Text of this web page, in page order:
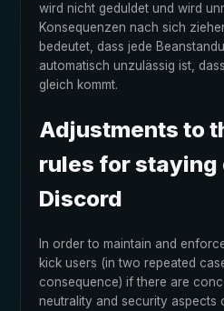
wird nicht geduldet und wird
Konsequenzen nach sich
bedeutet, dass jede
automatisch unzulässig ist,
gleich kommt.
Adjustments to
rules for staying
Discord
In order to maintain and
kick users (in two repeated
consequence) if there are
neutrality and security aspects